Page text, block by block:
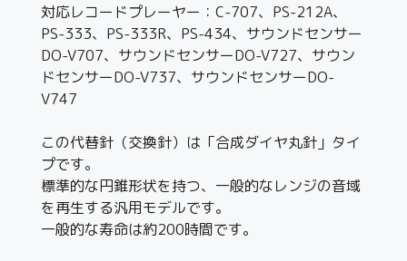
対応レコードプレーヤー：C-707、PS-212A、
PS-333、PS-333R、PS-434、サウンドセンサー
DO-V707、サウンドセンサーDO-V727、サウン
ドセンサーDO-V737、サウンドセンサーDO-
V747
この代替針（交換針）は「合成ダイヤ丸針」タイ
プです。
標準的な円錐形状を持つ、一般的なレンジの音域
を再生する汎用モデルです。
一般的な寿命は約200時間です。